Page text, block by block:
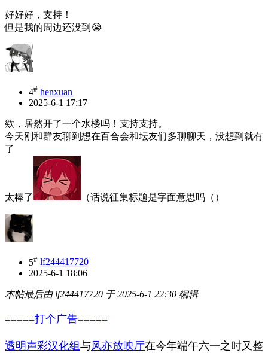
好好好，支持！
但是我的周边还没到😭
4# henxuan
2025-6-1 17:17
欸，居然开了一个水楼吗！支持支持。
今天刚和群友聊到想在百合会和坛友们多聊聊天，没想到就有
了
太棒了 （话说征集标题是字面意思吗（）
5# lf244417720
2025-6-1 18:06
本帖最后由 lf244417720 于 2025-6-1 22:30 编辑
=====打个广告=====
透明声彩汉化组与风亦放映厅在今年端午六一之时又整